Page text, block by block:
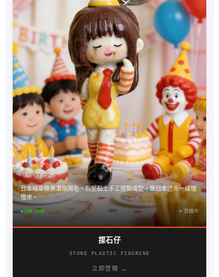
FLIGHT CF-007 石塑捏製 · 21天起
日本岐阜縣美濃燒聞名。石塑黏土手工捏製成型，像日本匠人一樣慢
慢來。
● ON TIME ✈︎ 登機中
揼石仔
STONE PLASTIC FIGURINE
立即登機 →